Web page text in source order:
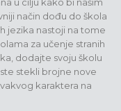
način dođu do škola
jezika nastoji na tome
za učenje stranih
dodajte svoju školu
stekli brojne nove
karaktera na